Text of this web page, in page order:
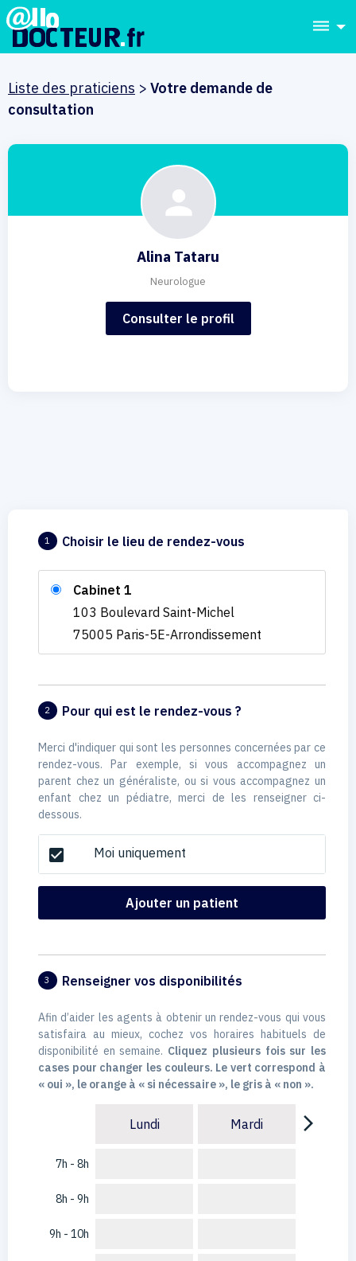
dehaze
Liste des praticiens > Votre demande de
consultation
Alina Tataru
Neurologue
Consulter le profil
1 Choisir le lieu de rendez-vous
Cabinet 1
103 Boulevard Saint-Michel
75005 Paris-5E-Arrondissement
2 Pour qui est le rendez-vous ?
Merci d'indiquer qui sont les personnes concernées par ce
rendez-vous. Par exemple, si vous accompagnez un
parent chez un généraliste, ou si vous accompagnez un
enfant chez un pédiatre, merci de les renseigner ci-
dessous.
check_box Moi uniquement
Ajouter un patient
3 Renseigner vos disponibilités
Afin d’aider les agents à obtenir un rendez-vous qui vous
satisfaira au mieux, cochez vos horaires habituels de
disponibilité en semaine. Cliquez plusieurs fois sur les
cases pour changer les couleurs. Le vert correspond à
« oui », le orange à « si nécessaire », le gris à « non ».
7h - 8h
8h - 9h
9h - 10h
Lundi Mardi arrow_forward_ios